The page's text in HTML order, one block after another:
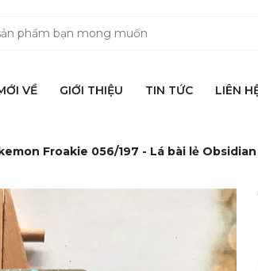
VỀ GIỚI THIỆU TIN TỨC LIÊN
Froakie 056/197 - Lá bài lẻ